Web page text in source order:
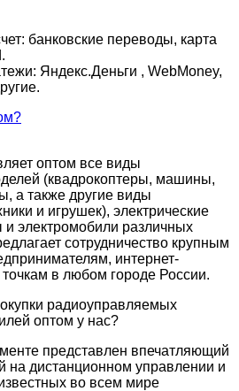
банковские переводы, карта
Яндекс.Деньги , WebMoney,
оптом все виды
(квадрокоптеры, машины,
а также другие виды
и игрушек), электрические
и электромобили различных
сотрудничество крупным
интернет-
в любом городе России.
радиоуправляемых
оптом у нас?
представлен впечатляющий
на дистанционном управлении и
во всем мире